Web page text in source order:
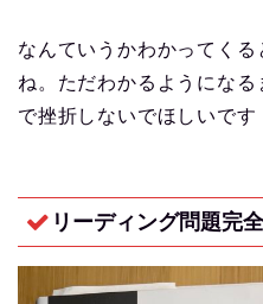
なんていうかわかってく
ね。ただわかるようになる
で挫折しないでほしいです
リーディング問題完